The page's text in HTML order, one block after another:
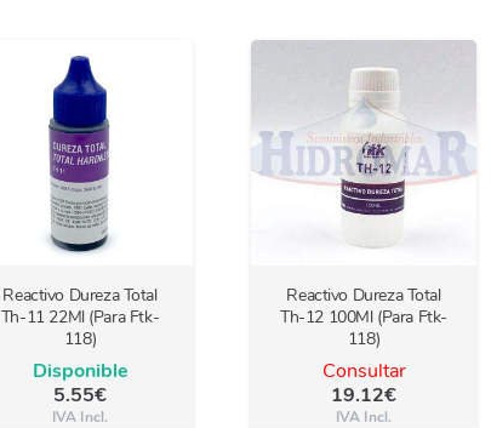
Reactivo Dureza Total
Th-11 22Ml (Para Ftk-
118)
Disponible
5.55€
IVA Incl.
Reactivo Dureza Total
Th-12 100Ml (Para Ftk-
118)
Consultar
19.12€
IVA Incl.